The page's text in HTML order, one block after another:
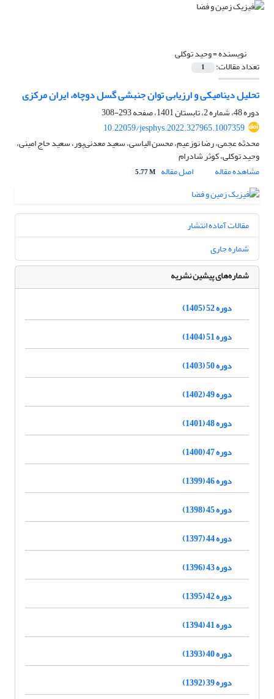
نویسنده =وحید توکلی
تعداد مقالات: 1
تحلیل دینامیکی و ارزیابی توان جنبشی گسل دوچاه، ایران مرکزی
دوره 48، شماره 2، تابستان 1401، صفحه
293-308
10.22059/jesphys.2022.327965.1007359
محدثه عجمی، رضا نوزعیم، محسن الیاسی، سعید معدنی‌پور، سعید حاج امینی،
وحید توکلی، کوثر شادرام
مشاهده مقاله
اصل مقاله 5.77 M
مقالات آماده انتشار
شماره جاری
شماره‌های پیشین نشریه
دوره 52 (1405)
دوره 51 (1404)
دوره 50 (1403)
دوره 49 (1402)
دوره 48 (1401)
دوره 47 (1400)
دوره 46 (1399)
دوره 45 (1398)
دوره 44 (1397)
دوره 43 (1396)
دوره 42 (1395)
دوره 41 (1394)
دوره 40 (1393)
دوره 39 (1392)